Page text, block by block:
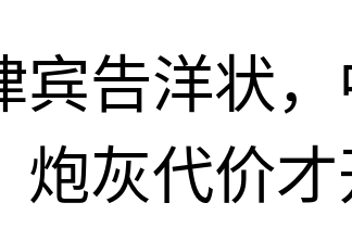
宾告洋状
炮灰代价